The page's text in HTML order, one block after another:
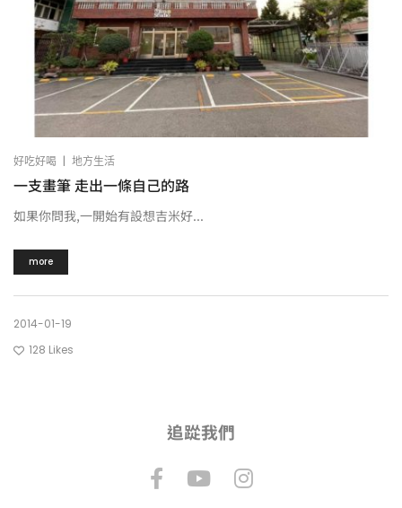
好吃好喝 | 地方生活
一支畫筆 走出一條自己的路
如果你問我,一開始有設想吉米好...
more
2014-01-19
128 Likes
追踨我們